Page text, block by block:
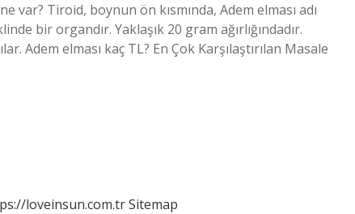
var? Tiroid, boynun ön kısmında, Adem elması adı
bir organdır. Yaklaşık 20 gram ağırlığındadır.
Adem elması kaç TL? En Çok Karşılaştırılan Masale
loveinsun.com.trSitemap